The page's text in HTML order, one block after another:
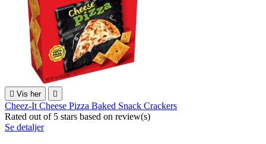
 Vis her 
Cheez-It Cheese Pizza Baked Snack Crackers
Rated out of 5 stars based on review(s)
Se detaljer